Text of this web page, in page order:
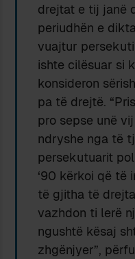
drejtat e tij janë
periudhën e
vuajtur
ishte cilësuar si
konsideron
pa të drejtë.
pro sepse unë
ndryshe nga të
persekutuarit
‘90 kërkoi që të
të gjitha të
vazhdon ti lerë
ngushtë kësaj
zhgënjyer”,